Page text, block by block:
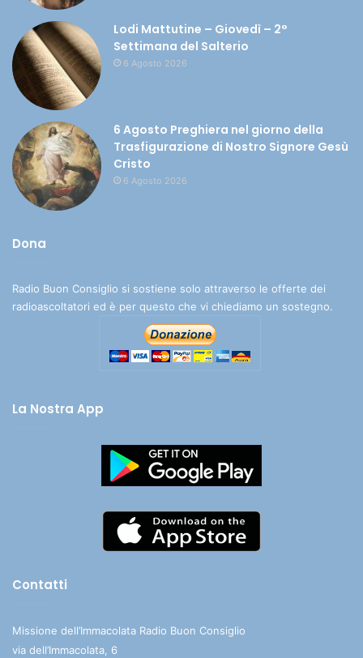
Lodi Mattutine – Giovedì – 2°
Settimana del Salterio
6 Agosto 2026
6 Agosto Preghiera nel giorno della
Trasfigurazione di Nostro Signore Gesù
Cristo
6 Agosto 2026
Dona
Radio Buon Consiglio si sostiene solo attraverso le offerte dei
radioascoltatori ed è per questo che vi chiediamo un sostegno.
La Nostra App
Contatti
Missione dell’Immacolata Radio Buon Consiglio
via dell’Immacolata, 6